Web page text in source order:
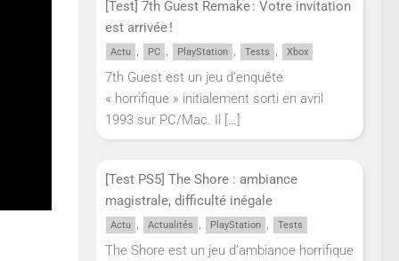
[Test] 7th Guest Remake : Votre invitation
est arrivée !
Actu , PC , PlayStation , Tests , Xbox
7th Guest est un jeu d’enquête
« horrifique » initialement sorti en avril
1993 sur PC/Mac. Il
[…]
[Test PS5] The Shore : ambiance
magistrale, difficulté inégale
Actu , Actualités , PlayStation , Tests
The Shore est un jeu d’ambiance horrifique